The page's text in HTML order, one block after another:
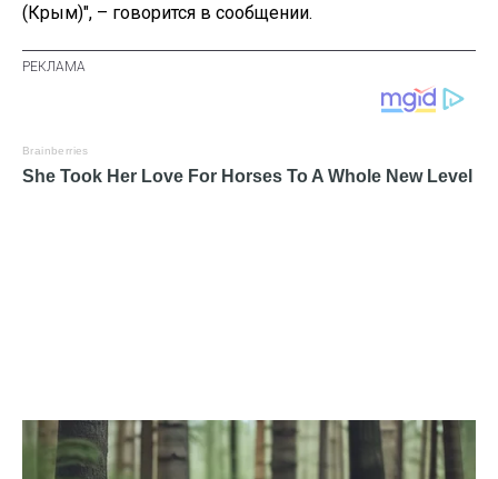
(Крым)", – говорится в сообщении.